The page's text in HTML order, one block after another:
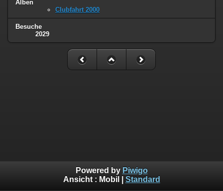
Alben
Clubfahrt 2000
Besuche
2029
Powered by Piwigo
Ansicht : Mobil Standard